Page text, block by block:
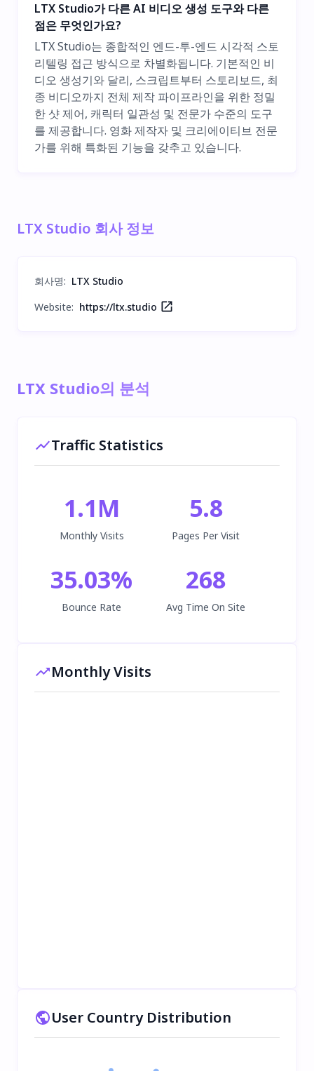
LTX Studio가 다른 AI 비디오 생성 도구와 다른
점은 무엇인가요?
LTX Studio는 종합적인 엔드-투-엔드 시각적 스토
리텔링 접근 방식으로 차별화됩니다. 기본적인 비
디오 생성기와 달리, 스크립트부터 스토리보드, 최
종 비디오까지 전체 제작 파이프라인을 위한 정밀
한 샷 제어, 캐릭터 일관성 및 전문가 수준의 도구
를 제공합니다. 영화 제작자 및 크리에이티브 전문
가를 위해 특화된 기능을 갖추고 있습니다.
LTX Studio 회사 정보
회사명: LTX Studio
Website: https://ltx.studio
LTX Studio의 분석
Traffic Statistics
1.1M
Monthly Visits
5.8
Pages Per Visit
35.03%
Bounce Rate
268
Avg Time On Site
Monthly Visits
User Country Distribution